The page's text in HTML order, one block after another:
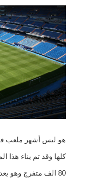
هو ليس أشهر ملعب
80 الف متفرج وهو